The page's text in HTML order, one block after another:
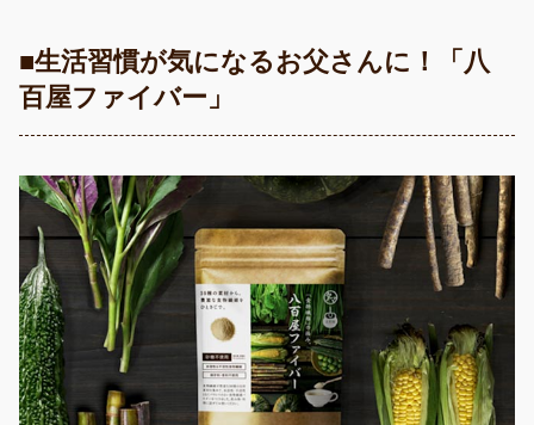
■生活習慣が気になるお父さんに！「八
百屋ファイバー」